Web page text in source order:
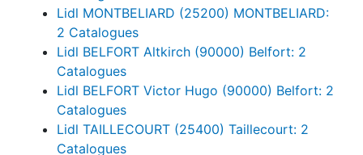
Catalogues
Lidl MONTBELIARD (25200) MONTBELIARD:
2 Catalogues
Lidl BELFORT Altkirch (90000) Belfort: 2
Catalogues
Lidl BELFORT Victor Hugo (90000) Belfort: 2
Catalogues
Lidl TAILLECOURT (25400) Taillecourt: 2